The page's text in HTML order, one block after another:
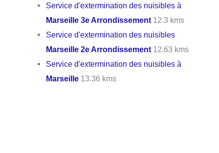
Service d'extermination des nuisibles à
Marseille 3e Arrondissement 12.3 kms
Service d'extermination des nuisibles
Marseille 2e Arrondissement 12.63 kms
Service d'extermination des nuisibles à
Marseille 13.36 kms